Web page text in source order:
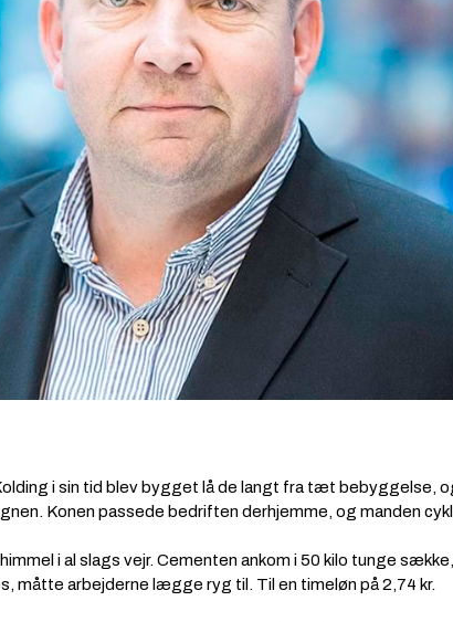
i sin tid blev bygget lå de langt fra tæt bebyggelse,
Konen passede bedriften derhjemme, og manden
i al slags vejr. Cementen ankom i 50 kilo tunge
måtte arbejderne lægge ryg til. Til en timeløn på 2,74 kr.